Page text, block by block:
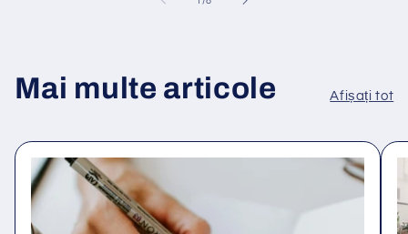
Mai multe articole Afișați tot